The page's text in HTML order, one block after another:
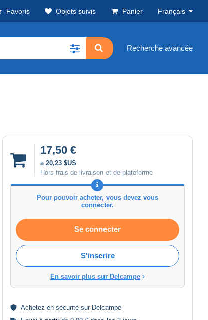
Favoris Objets suivis Panier Français
Recherche avancée
17,50 €
± 20,23 $US
Hors frais de livraison et de plateforme
Pour pouvoir acheter, vous devez vous
connecter.
Se connecter
S'inscrire
En savoir plus sur Delcampe
Achetez en sécurité sur Delcampe